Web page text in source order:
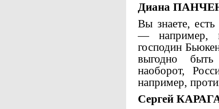
Диана
Вы знаете,
— например,
господин
выгодно
наоборот,
например,
Сергей